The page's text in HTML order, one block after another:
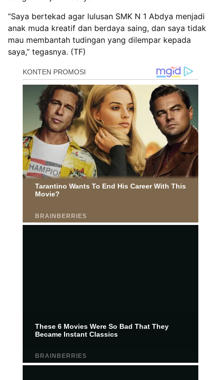
“Saya bertekad agar lulusan SMK N 1 Abdya menjadi
anak muda kreatif dan berdaya saing, dan saya tidak
mau membantah tudingan yang dilempar kepada
saya,” tegasnya. (TF)